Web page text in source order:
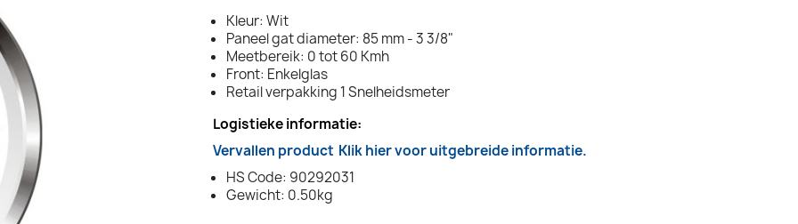
Kleur: Wit
Paneel gat diameter: 85 mm - 3 3/8"
Meetbereik: 0 tot 60 Kmh
Front: Enkelglas
Retail verpakking 1 Snelheidsmeter
Logistieke informatie:
Vervallen product Klik hier voor uitgebreide informatie.
HS Code: 90292031
Gewicht: 0.50kg